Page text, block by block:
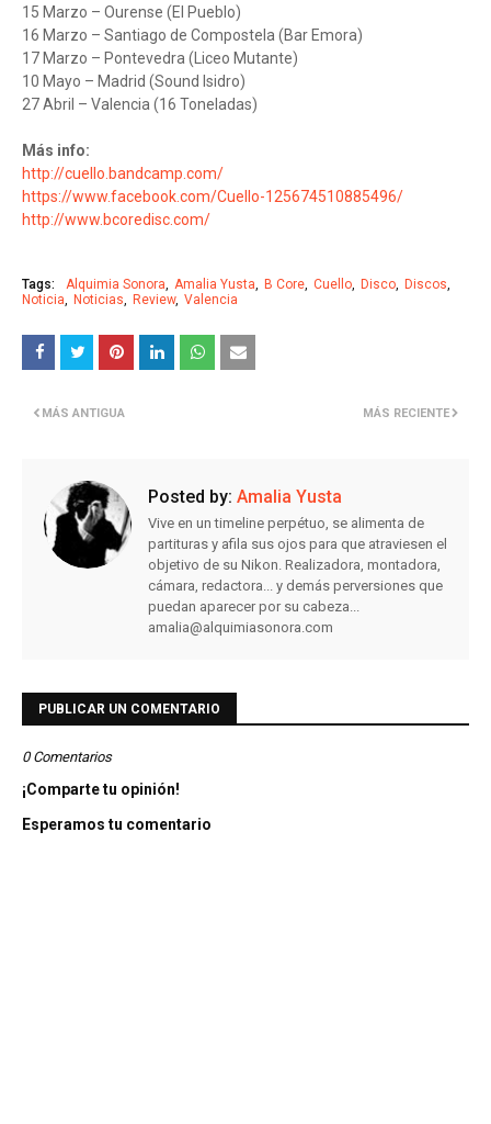
15 Marzo – Ourense (El Pueblo)
16 Marzo – Santiago de Compostela (Bar Emora)
17 Marzo – Pontevedra (Liceo Mutante)
10 Mayo – Madrid (Sound Isidro)
27 Abril – Valencia (16 Toneladas)
Más info:
http://cuello.bandcamp.com/
https://www.facebook.com/Cuello-125674510885496/
http://www.bcoredisc.com/
Tags: Alquimia Sonora Amalia Yusta B Core Cuello Disco
Discos
Noticia
Noticias Review Valencia
MÁS RECIENTE
MÁS ANTIGUA
Posted by: Amalia Yusta
Vive en un timeline perpétuo, se alimenta de
partituras y afila sus ojos para que atraviesen el
objetivo de su Nikon. Realizadora, montadora,
cámara, redactora... y demás perversiones que
puedan aparecer por su cabeza...
amalia@alquimiasonora.com
PUBLICAR UN COMENTARIO
0 Comentarios
¡Comparte tu opinión!
Esperamos tu comentario